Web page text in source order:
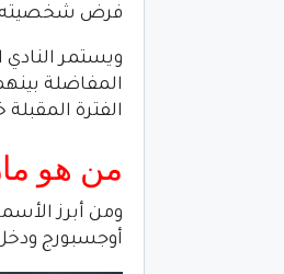
فرض شخصيته
ويستمر النادي
المفاضلة
الفترة
من هو
ومن أبرز
أوجسبورج